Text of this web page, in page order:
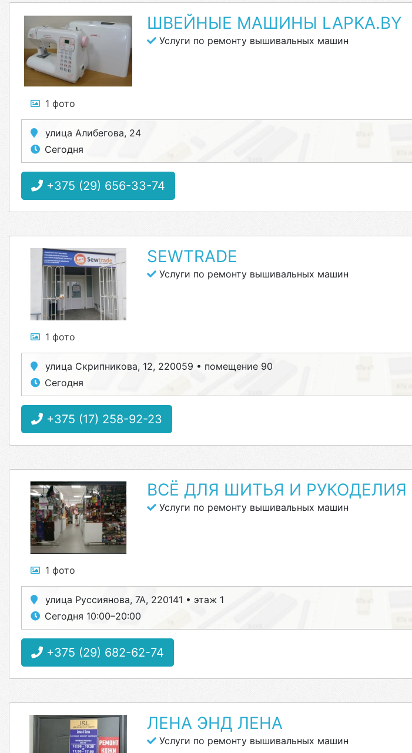
1 фото
ШВЕЙНЫЕ МАШИНЫ LAPKA.BY
Услуги по ремонту вышивальных машин
улица Алибегова, 24
Сегодня
+375 (29) 656-33-74
1 фото
SEWTRADE
Услуги по ремонту вышивальных машин
улица Скрипникова, 12, 220059 • помещение 90
Сегодня
+375 (17) 258-92-23
1 фото
ВСЁ ДЛЯ ШИТЬЯ И РУКОДЕЛИЯ
Услуги по ремонту вышивальных машин
улица Руссиянова, 7А, 220141 • этаж 1
Сегодня 10:00–20:00
+375 (29) 682-62-74
ЛЕНА ЭНД ЛЕНА
Услуги по ремонту вышивальных машин